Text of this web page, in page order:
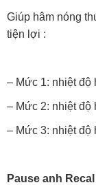
Giúp hâm nóng
tiện lợi :
– Mức 1: nhiệt độ
– Mức 2: nhiệt độ
– Mức 3: nhiệt độ
Pause anh Recal